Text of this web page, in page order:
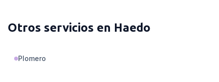
Otros servicios en Haedo
Plomero